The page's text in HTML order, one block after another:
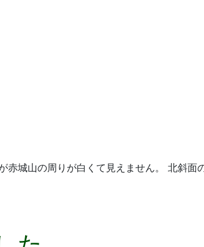
城山の周りが白くて見えません。 北斜面